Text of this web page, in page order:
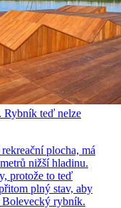
Rybník teď nelze
plocha, má
nižší hladinu.
protože to teď
plný stav, aby
Bolevecký rybník.